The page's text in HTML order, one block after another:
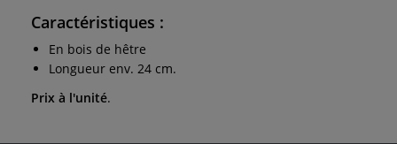
Caractéristiques :
En bois de hêtre
Longueur env. 24 cm.
Prix à l'unité.